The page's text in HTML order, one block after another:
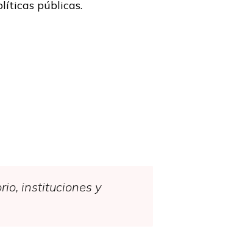
públicas.
instituciones y